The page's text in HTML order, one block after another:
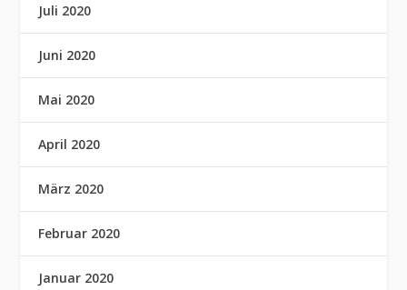
Juli 2020
Juni 2020
Mai 2020
April 2020
März 2020
Februar 2020
Januar 2020